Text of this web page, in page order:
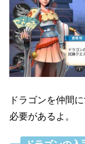
ドラゴンを仲間
必要があるよ。